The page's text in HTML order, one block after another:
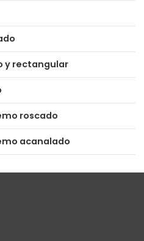
y rectangular
roscado
acanalado